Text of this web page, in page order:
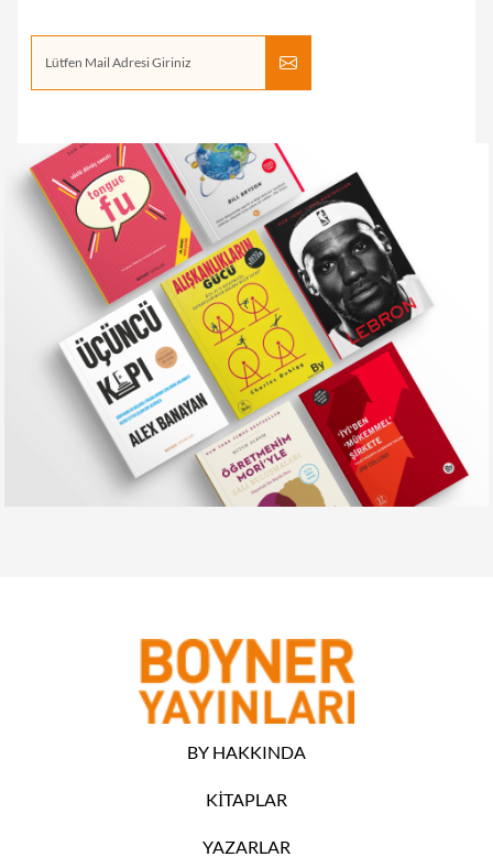
BY HAKKINDA
KİTAPLAR
YAZARLAR